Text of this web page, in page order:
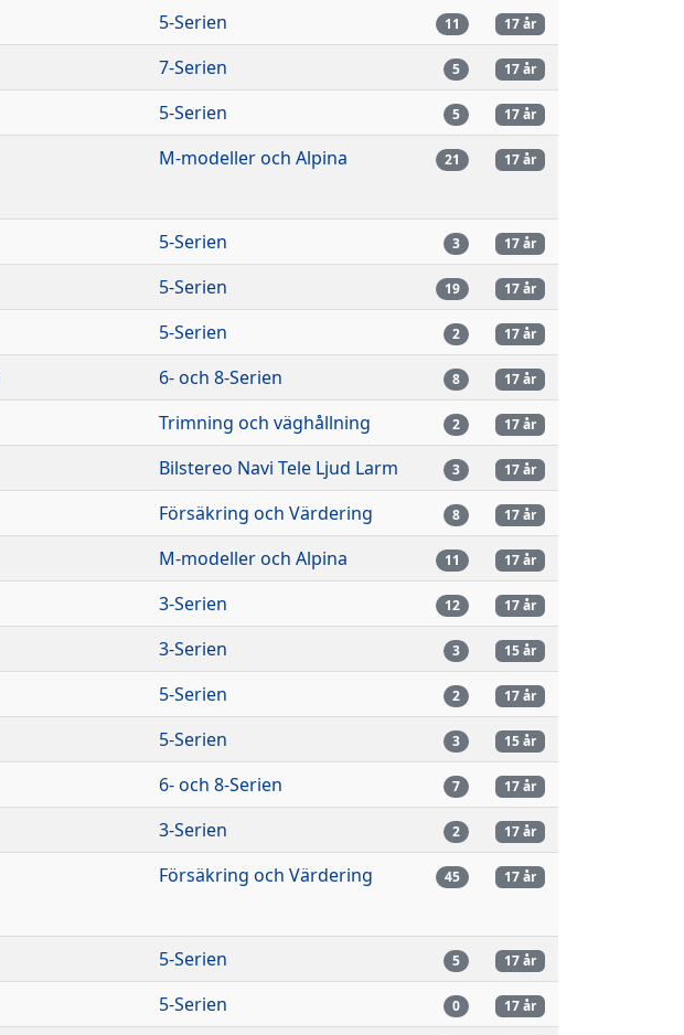
5-Serien 11 17 år
7-Serien 5 17 år
5-Serien 5 17 år
M-modeller och Alpina 21 17 år
5-Serien 3 17 år
5-Serien 19 17 år
5-Serien 2 17 år
6- och 8-Serien 8 17 år
Trimning och väghållning 2 17 år
Bilstereo Navi Tele Ljud Larm 3 17 år
Försäkring och Värdering 8 17 år
M-modeller och Alpina 11 17 år
3-Serien 12 17 år
3-Serien 3 15 år
5-Serien 2 17 år
5-Serien 3 15 år
6- och 8-Serien 7 17 år
3-Serien 2 17 år
Försäkring och Värdering 45 17 år
5-Serien 5 17 år
5-Serien 0 17 år